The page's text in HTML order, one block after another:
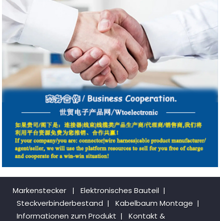
Markenstecker | Elektronisches Bauteil |
Steckverbinderbestand | Kabelbaum Montage |
Informationen zum Produkt | Kontakt &